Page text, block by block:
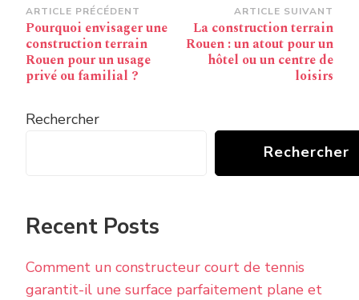
Navigation
d’article
ARTICLE PRÉCÉDENT
Pourquoi envisager une
construction terrain
Rouen pour un usage
privé ou familial ?
ARTICLE SUIVANT
La construction terrain
Rouen : un atout pour un
hôtel ou un centre de
loisirs
Rechercher
Rechercher
Recent Posts
Comment un constructeur court de tennis
garantit-il une surface parfaitement plane et